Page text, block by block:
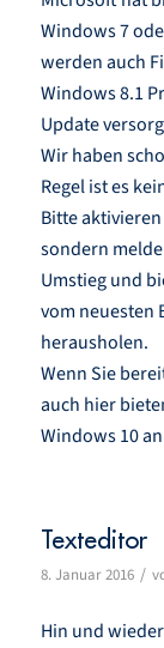
Windows 7
werden auch
Windows 8.1
Update
Wir haben
Regel ist es
Bitte
sondern
Umstieg und
vom neuesten
herausholen.
Wenn Sie
auch hier
Windows 10
Texteditor
8. Januar 2016 /
Hin und